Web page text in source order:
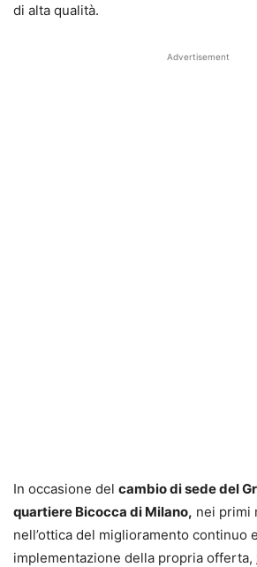
di alta qualità.
Advertisement
In occasione del cambio di sede del
quartiere Bicocca di Milano, nei primi
nell’ottica del miglioramento continuo
implementazione della propria offerta,